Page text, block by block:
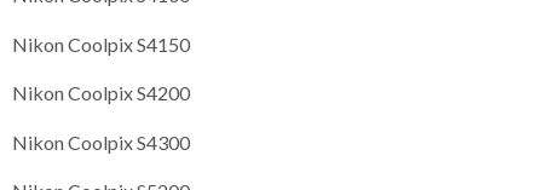
Nikon Coolpix S4150
Nikon Coolpix S4200
Nikon Coolpix S4300